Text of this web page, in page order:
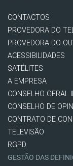
CONTACTOS
PROVEDORA DO
PROVEDORA DO
ACESSIBILIDADES
SATÉLITES
A EMPRESA
CONSELHO GERAL
CONSELHO DE
CONTRATO DE
TELEVISÃO
RGPD
GESTÃO DAS